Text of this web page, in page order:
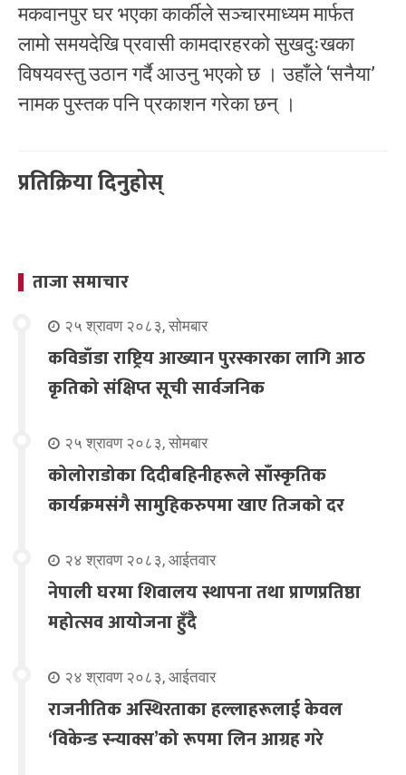
मकवानपुर घर भएका कार्कीले सञ्चारमाध्यम मार्फत
लामो समयदेखि प्रवासी कामदारहरको सुखदुःखका
विषयवस्तु उठान गर्दै आउनु भएको छ । उहाँले ‘सनैया’
नामक पुस्तक पनि प्रकाशन गरेका छन् ।
प्रतिक्रिया दिनुहोस्
ताजा समाचार
२५ श्रावण २०८३, सोमबार
कविडाँडा राष्ट्रिय आख्यान पुरस्कारका लागि आठ
कृतिको संक्षिप्त सूची सार्वजनिक
२५ श्रावण २०८३, सोमबार
कोलोराडोका दिदीबहिनीहरूले साँस्कृतिक
कार्यक्रमसंगै सामुहिकरुपमा खाए तिजको दर
२४ श्रावण २०८३, आईतवार
नेपाली घरमा शिवालय स्थापना तथा प्राणप्रतिष्ठा
महोत्सव आयोजना हुँदै
२४ श्रावण २०८३, आईतवार
राजनीतिक अस्थिरताका हल्लाहरूलाई केवल
‘विकेन्ड स्न्याक्स’को रूपमा लिन आग्रह गरे